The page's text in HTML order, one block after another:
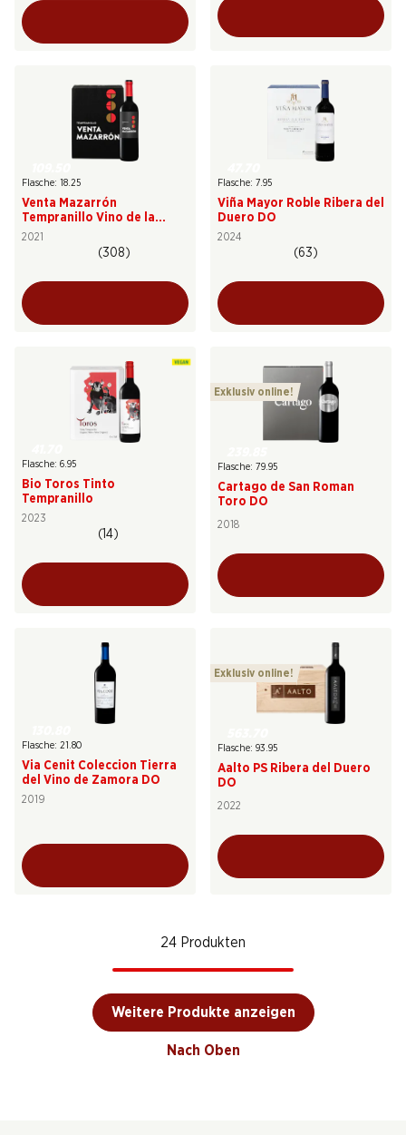
Flasche: 18.25
Venta Mazarrón
Tempranillo Vino de la
Tierra de Castilla y León
2021
(308)
Flasche: 7.95
Viña Mayor Roble Ribera del
Duero DO
2024
(63)
Flasche: 6.95
Bio Toros Tinto
Tempranillo
2023
(14)
Exklusiv online!
Flasche: 79.95
Cartago de San Roman
Toro DO
2018
Flasche: 21.80
Via Cenit Coleccion Tierra
del Vino de Zamora DO
2019
Exklusiv online!
Flasche: 93.95
Aalto PS Ribera del Duero
DO
2022
24 Produkten
Weitere Produkte anzeigen
Nach Oben